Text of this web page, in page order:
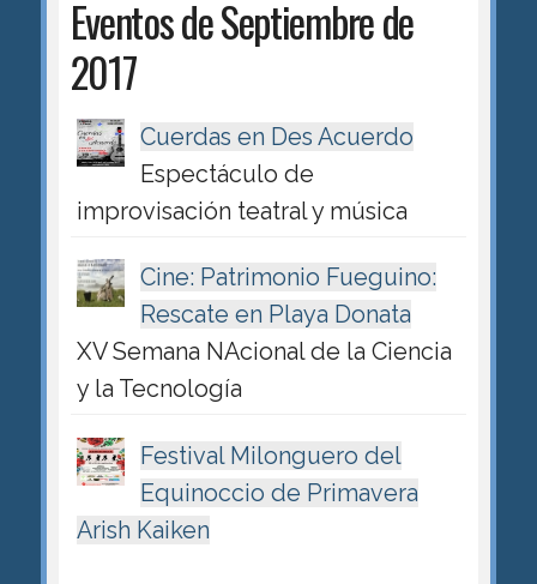
Eventos de Septiembre de
2017
Cuerdas en Des Acuerdo
Espectáculo de
improvisación teatral y música
Cine: Patrimonio Fueguino:
Rescate en Playa Donata
XV Semana NAcional de la Ciencia
y la Tecnología
Festival Milonguero del
Equinoccio de Primavera
Arish Kaiken